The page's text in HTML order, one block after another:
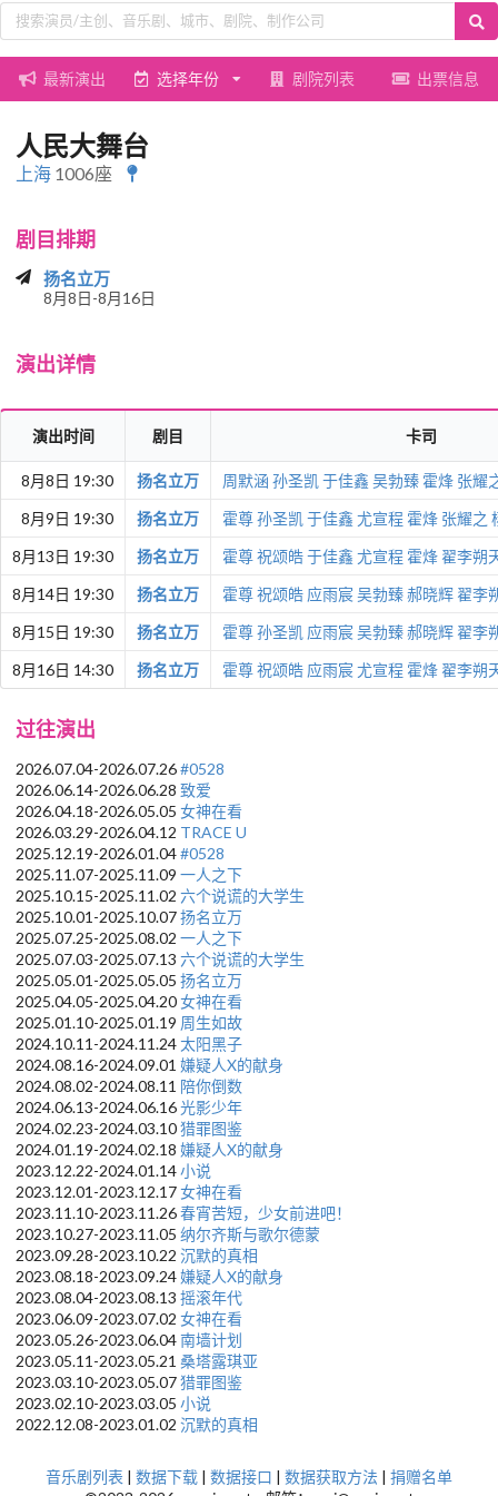
最新演出 选择年份 剧院列表 出票信息
人民大舞台
上海 1006座
剧目排期
扬名立万
8月8日-8月16日
演出详情
演出时间 剧目 卡司
8月8日 19:30 扬名立万 周默涵 孙圣凯 于佳鑫 吴勃臻 霍烽 张耀
8月9日 19:30
扬名立万 霍尊孙圣凯 于佳鑫 尤宣程 霍烽 张耀之
8月13日 19:30
扬名立万 霍尊祝颂皓于佳鑫 尤宣程 霍烽翟李朔
8月14日 19:30
扬名立万 霍尊祝颂皓 应雨宸 吴勃臻郝晓辉翟李
8月15日 19:30
扬名立万 霍尊孙圣凯 应雨宸 吴勃臻郝晓辉翟李
8月16日 14:30
扬名立万 霍尊祝颂皓 应雨宸 尤宣程 霍烽翟李朔
过往演出
2026.07.04-2026.07.26#0528
2026.06.14-2026.06.28 致爱
2026.04.18-2026.05.05 女神在看
2026.03.29-2026.04.12 TRACE U
2025.12.19-2026.01.04#0528
2025.11.07-2025.11.09 一人之下
2025.10.15-2025.11.02 六个说谎的大学生
2025.10.01-2025.10.07扬名立万
2025.07.25-2025.08.02 一人之下
2025.07.03-2025.07.13 六个说谎的大学生
2025.05.01-2025.05.05 扬名立万
2025.04.05-2025.04.20女神在看
2025.01.10-2025.01.19 周生如故
2024.10.11-2024.11.24太阳黑子
2024.08.16-2024.09.01 嫌疑人X的献身
2024.08.02-2024.08.11 陪你倒数
2024.06.13-2024.06.16光影少年
2024.02.23-2024.03.10猎罪图鉴
2024.01.19-2024.02.18 嫌疑人X的献身
2023.12.22-2024.01.14小说
2023.12.01-2023.12.17女神在看
2023.11.10-2023.11.26春宵苦短，少女前进吧！
2023.10.27-2023.11.05 纳尔齐斯与歌尔德蒙
2023.09.28-2023.10.22 沉默的真相
2023.08.18-2023.09.24嫌疑人X的献身
2023.08.04-2023.08.13 摇滚年代
2023.06.09-2023.07.02 女神在看
2023.05.26-2023.06.04南墙计划
2023.05.11-2023.05.21 桑塔露琪亚
2023.03.10-2023.05.07猎罪图鉴
2023.02.10-2023.03.05 小说
2022.12.08-2023.01.02 沉默的真相
音乐剧列表 | 数据下载 | 数据接口 | 数据获取方法 | 捐赠名单